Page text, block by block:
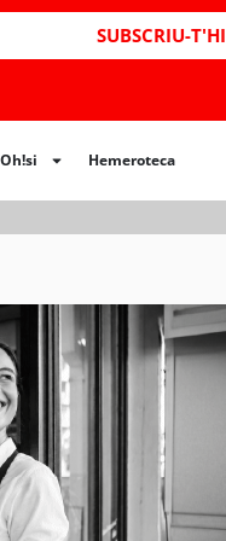
SUBSCRIU-T'HI
Oh!si Hemeroteca
Hemeroteca